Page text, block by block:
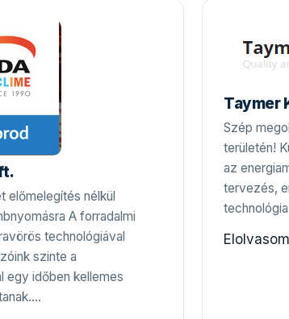
előmelegítés nélkül
A forradalmi
technológiával
szinte a
egy időben kellemes
Taymer
Szép
területén!
az
tervezés,